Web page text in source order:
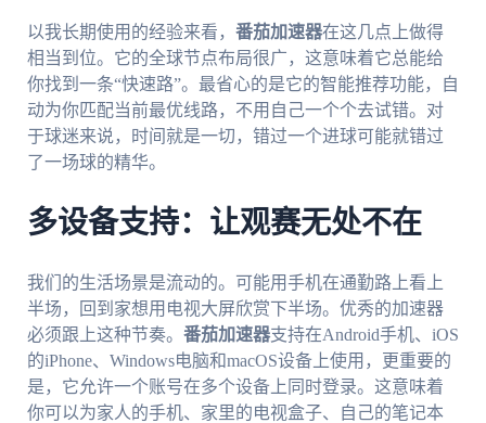
以我长期使用的经验来看， 番茄加速器在这几点上做得
相当到位。它的全球节点布局很广，这意味着它总能给
你找到一条“快速路”。最省心的是它的智能推荐功能，自
动为你匹配当前最优线路，不用自己一个个去试错。对
于球迷来说，时间就是一切，错过一个进球可能就错过
了一场球的精华。
多设备支持：让观赛无处不在
我们的生活场景是流动的。可能用手机在通勤路上看上
半场，回到家想用电视大屏欣赏下半场。优秀的加速器
必须跟上这种节奏。 番茄加速器支持在Android手机、iOS
的iPhone、Windows电脑和macOS设备上使用，更重要的
是，它允许一个账号在多个设备上同时登录。这意味着
你可以为家人的手机、家里的电视盒子、自己的笔记本